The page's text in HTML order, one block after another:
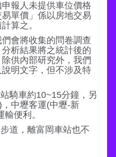
報人未提供車位價格
單價」係以房地交易
算之。
會將收集的問卷調查
析結果將之統計後的
供內部研究外，我們
明文字，但不涉及特
騎車約10~15分鐘，另
中壢客運(中壢-新
便利。
道，離富岡車站也不